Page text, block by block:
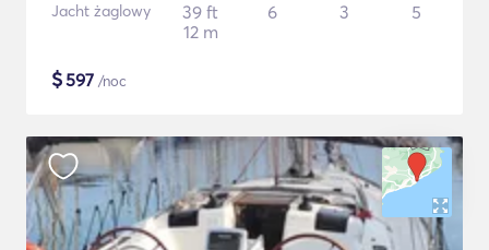
Jacht żaglowy
39 ft
12 m
6 3 5
$597 /noc